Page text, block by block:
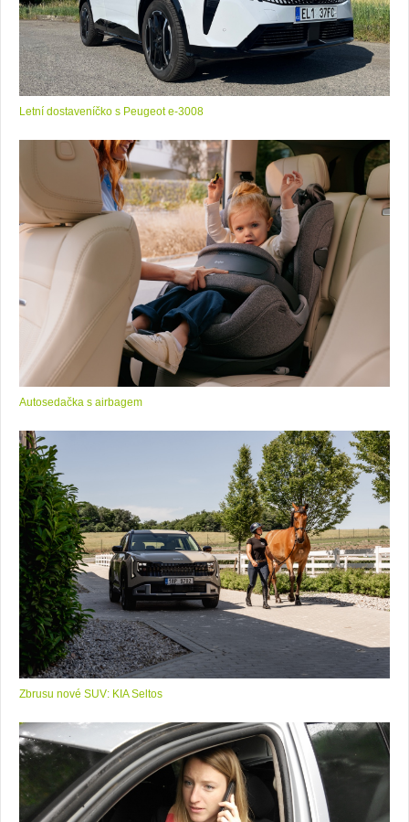
Letní dostaveníčko s Peugeot e-3008
Autosedačka s airbagem
Zbrusu nové SUV: KIA Seltos